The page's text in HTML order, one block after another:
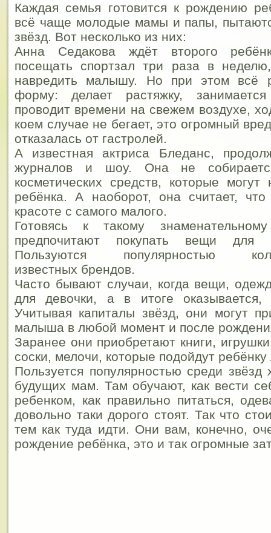
Каждая семья готовится к рождению
всё чаще молодые мамы и папы,
звёзд. Вот несколько из них:
Анна Седакова ждёт второго
посещать спортзал три раза в
навредить малышу. Но при этом всё
форму: делает растяжку,
проводит времени на свежем воздухе,
коем случае не бегает, это огромный
отказалась от гастролей.
А известная актриса Бледанс,
журналов и шоу. Она не
косметических средств, которые могут
ребёнка. А наоборот, она считает, что
красоте с самого малого.
Готовясь к такому
предпочитают покупать вещи для
Пользуются популярностью
известных брендов.
Часто бывают случаи, когда вещи,
для девочки, а в итоге оказывается,
Учитывая капиталы звёзд, они могут
малыша в любой момент и после
Заранее они приобретают книги,
соски, мелочи, которые подойдут
Пользуется популярностью среди
будущих мам. Там обучают, как вести
ребенком, как правильно питаться,
довольно таки дорого стоят. Так что
тем как туда идти. Они вам, конечно,
рождение ребёнка, это и так огромные